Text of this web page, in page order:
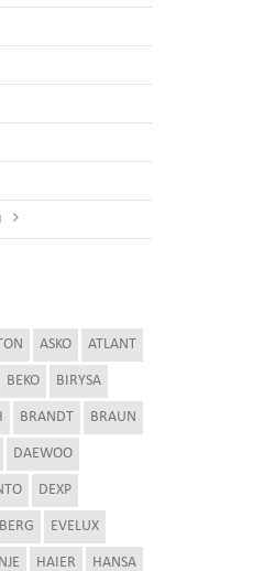
ASKO ATLANT
BEKO BIRYSA
BRANDT BRAUN
DAEWOO
DEXP
EVELUX
HAIER HANSA